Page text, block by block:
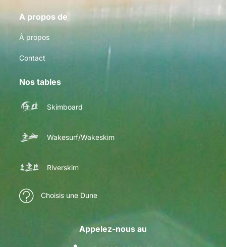
A propos de
À propos
Contact
Nos tables
Skimboard
Wakesurf/Wakeskim
Riverskim
Choisis une Dune
Appelez-nous au